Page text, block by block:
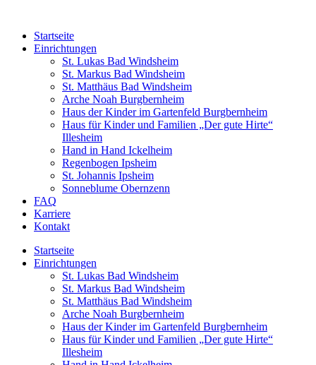
Startseite
Einrichtungen
St. Lukas Bad Windsheim
St. Markus Bad Windsheim
St. Matthäus Bad Windsheim
Arche Noah Burgbernheim
Haus der Kinder im Gartenfeld Burgbernheim
Haus für Kinder und Familien „Der gute Hirte“
Illesheim
Hand in Hand Ickelheim
Regenbogen Ipsheim
St. Johannis Ipsheim
Sonneblume Obernzenn
FAQ
Karriere
Kontakt
Startseite
Einrichtungen
St. Lukas Bad Windsheim
St. Markus Bad Windsheim
St. Matthäus Bad Windsheim
Arche Noah Burgbernheim
Haus der Kinder im Gartenfeld Burgbernheim
Haus für Kinder und Familien „Der gute Hirte“
Illesheim